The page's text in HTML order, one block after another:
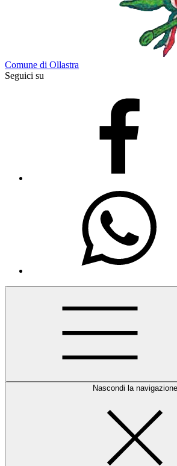
Comune di Ollastra
Seguici su
Nascondi la navigazione